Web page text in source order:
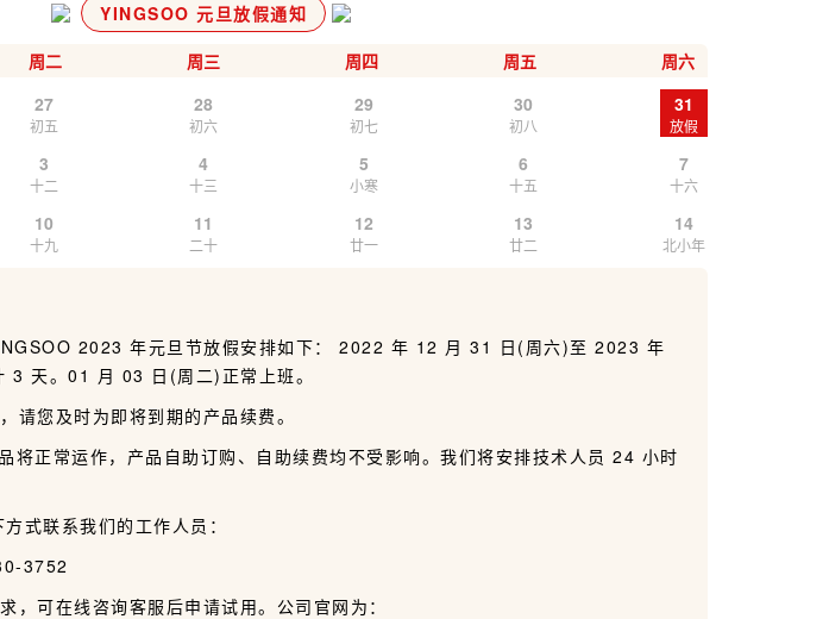
YINGSOO 元旦放假通知
周二 周三 周四 周五
周六
27
初五
28
初六
29
初七
30
初八
31
放假
3
十二
4
十三
5
小寒
6
十五
7
十六
10
十九
11
二十
12
廿一
13
廿二
14
北小年
2023 年元旦节放假安排如下： 2022 年 12 月 31 日(周六)至 2023 年
天。01 月 03 日(周二)正常上班。
您及时为即将到期的产品续费。
正常运作，产品自助订购、自助续费均不受影响。我们将安排技术人员 24 小时
联系我们的工作人员：
3752
可在线咨询客服后申请试用。公司官网为：